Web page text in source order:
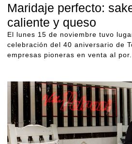
Maridaje perfecto:
caliente y queso
El lunes 15 de noviembre tuvo
celebración del 40 aniversario de
empresas pioneras en venta al